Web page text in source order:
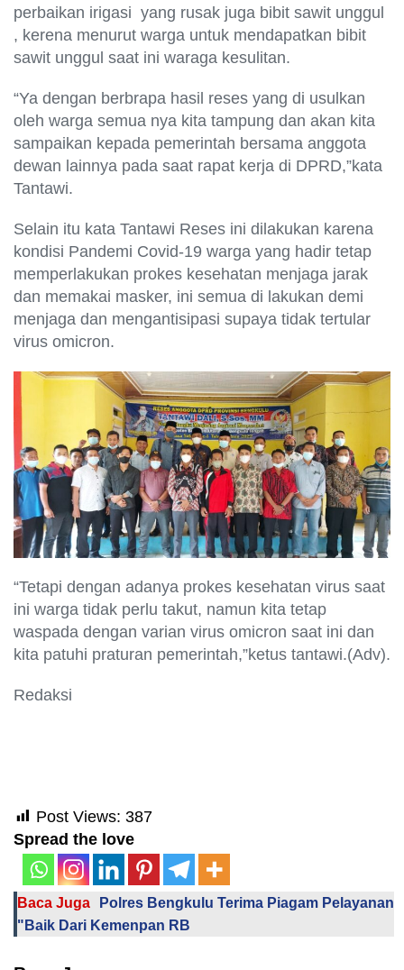
perbaikan irigasi yang rusak juga bibit sawit unggul
, kerena menurut warga untuk mendapatkan bibit
sawit unggul saat ini waraga kesulitan.
“Ya dengan berbrapa hasil reses yang di usulkan
oleh warga semua nya kita tampung dan akan kita
sampaikan kepada pemerintah bersama anggota
dewan lainnya pada saat rapat kerja di DPRD,”kata
Tantawi.
Selain itu kata Tantawi Reses ini dilakukan karena
kondisi Pandemi Covid-19 warga yang hadir tetap
memperlakukan prokes kesehatan menjaga jarak
dan memakai masker, ini semua di lakukan demi
menjaga dan mengantisipasi supaya tidak tertular
virus omicron.
“Tetapi dengan adanya prokes kesehatan virus saat
ini warga tidak perlu takut, namun kita tetap
waspada dengan varian virus omicron saat ini dan
kita patuhi praturan pemerintah,”ketus tantawi.(Adv).
Redaksi
Post Views: 387
Spread the love
Baca Juga
Polres Bengkulu Terima Piagam Pelayanan
"Baik Dari Kemenpan RB